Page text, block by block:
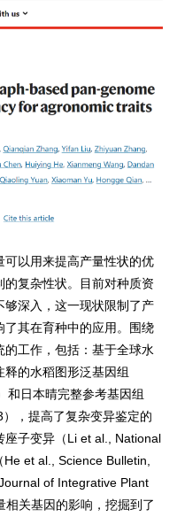
以用来提高产量性状的优
复杂性状。目前对种质资
深入，这一现状限制了产
其在育种中的应用。围绕
工作，包括：基于全球水
的水稻图形泛基因组
和日本晴完整参考基因组
，提高了复杂变异鉴定的
座子变异（Li et al., National
et al., Science Bulletin,
of Integrative Plant
关基因的影响，挖掘到了